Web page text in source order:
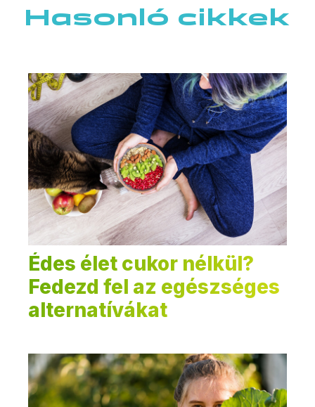
Hasonló cikkek
Édes élet cukor nélkül?
Fedezd fel az egészséges
alternatívákat